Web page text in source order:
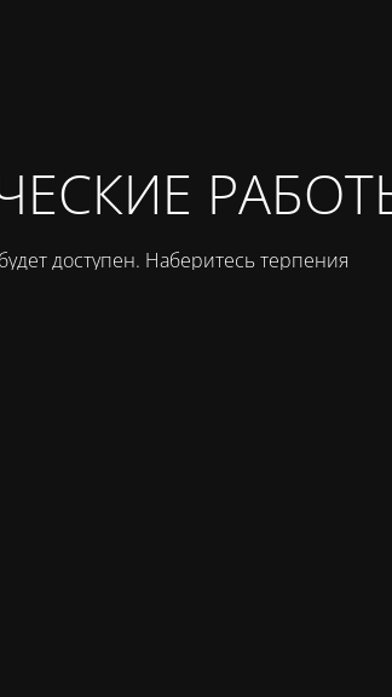
доступен. Наберитесь терпения